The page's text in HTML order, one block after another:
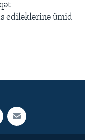
ediləklərinə ümid